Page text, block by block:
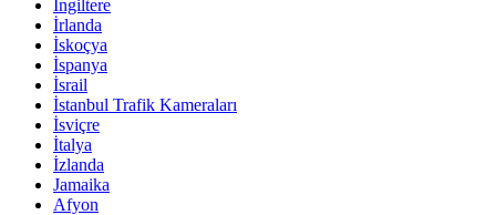
İngiltere
İrlanda
İskoçya
İspanya
İsrail
İstanbul Trafik Kameraları
İsviçre
İtalya
İzlanda
Jamaika
Afyon